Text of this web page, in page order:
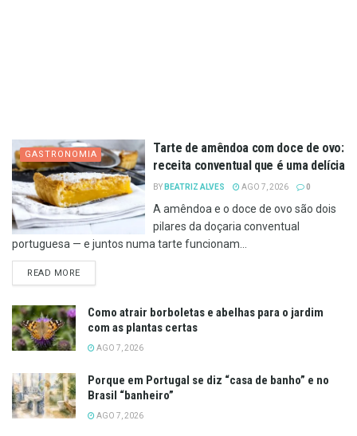
GASTRONOMIA
Tarte de amêndoa com doce de ovo:
receita conventual que é uma delícia
BY BEATRIZ ALVES AGO 7, 2026 0
A amêndoa e o doce de ovo são dois
pilares da doçaria conventual
portuguesa — e juntos numa tarte funcionam...
READ MOREDETAILS
Como atrair borboletas e abelhas para o jardim
com as plantas certas
AGO 7, 2026
Porque em Portugal se diz “casa de banho” e no
Brasil “banheiro”
AGO 7, 2026